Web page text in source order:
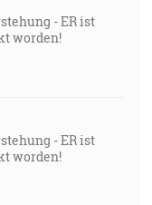
- ER ist
worden!
- ER ist
worden!